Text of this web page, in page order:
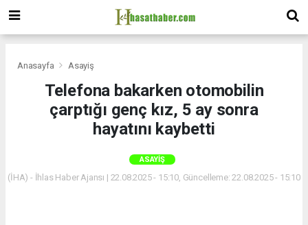
Anasayfa Asayiş
Telefona bakarken otomobilin
çarptığı genç kız, 5 ay sonra
hayatını kaybetti
ASAYIŞ
(İHA) - İhlas Haber Ajansı | 22.08.2025 - 15:10, Güncelleme: 22.08.2025 - 15:10